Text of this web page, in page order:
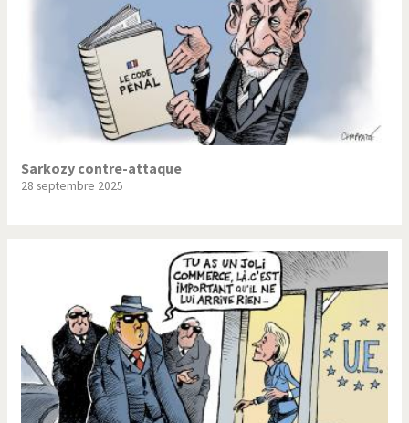
Sarkozy contre-attaque
28 septembre 2025